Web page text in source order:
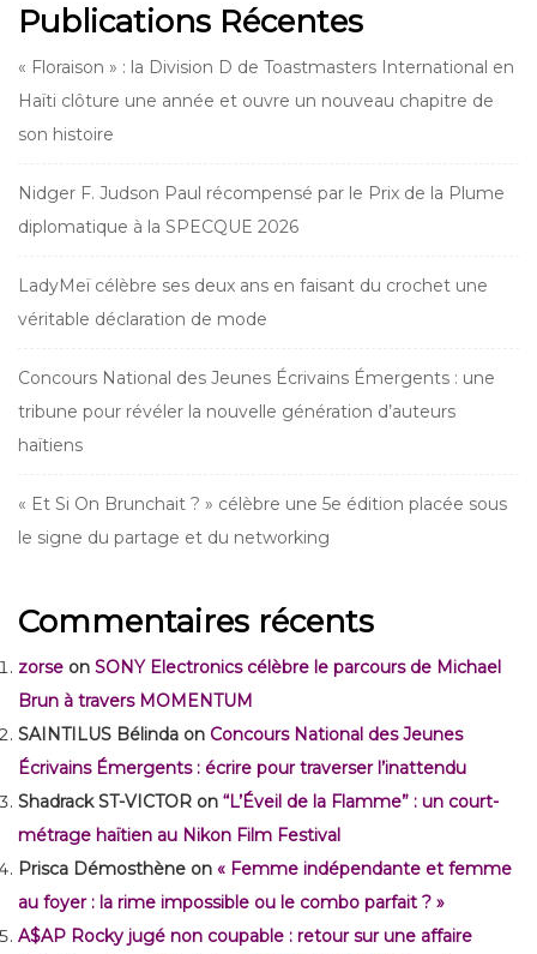
Publications Récentes
« Floraison » : la Division D de Toastmasters International en
Haïti clôture une année et ouvre un nouveau chapitre de
son histoire
Nidger F. Judson Paul récompensé par le Prix de la Plume
diplomatique à la SPECQUE 2026
LadyMeï célèbre ses deux ans en faisant du crochet une
véritable déclaration de mode
Concours National des Jeunes Écrivains Émergents : une
tribune pour révéler la nouvelle génération d’auteurs
haïtiens
« Et Si On Brunchait ? » célèbre une 5e édition placée sous
le signe du partage et du networking
Commentaires récents
zorse on SONY Electronics célèbre le parcours de Michael
Brun à travers MOMENTUM
SAINTILUS Bélinda on Concours National des Jeunes
Écrivains Émergents : écrire pour traverser l’inattendu
Shadrack ST-VICTOR on “L’Éveil de la Flamme” : un court-
métrage haïtien au Nikon Film Festival
Prisca Démosthène on « Femme indépendante et femme
au foyer : la rime impossible ou le combo parfait ? »
A$AP Rocky jugé non coupable : retour sur une affaire